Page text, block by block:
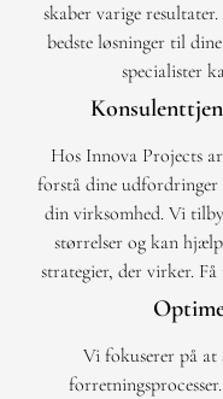
skaber varige
bedste løsninger til
specialister
Hos Innova Projects
forstå dine udfordringer
din virksomhed. Vi
størrelser og kan
strategier, der virker.
Vi fokuserer på at